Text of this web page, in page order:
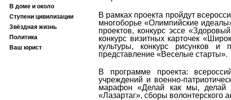
В рамках проекта пройдут
многоборье «Олимпийские
проектов, конкурс эссе
конкурс визитных карточек
культуры, конкурс рисунков и
представление «Веселые старты».
В программе проекта:
учреждений и военно-
марафон «Делай как мы, делай
«Лазартаг», сборы волонтерского
В доме и около
Ступени цивилизации
Звёздная жизнь
Политика
Ваш юрист